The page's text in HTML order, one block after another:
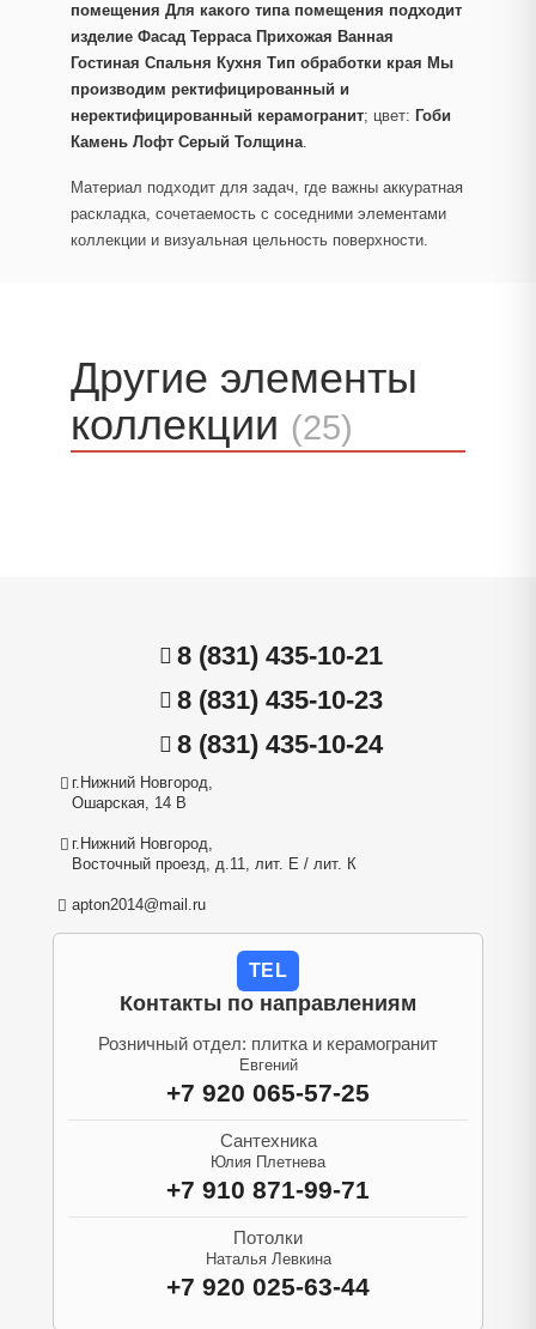
помещения Для какого типа помещения подходит
изделие Фасад Терраса Прихожая Ванная
Гостиная Спальня Кухня Тип обработки края Мы
производим ректифицированный и
неректифицированный керамогранит; цвет: Гоби
Камень Лофт Серый Толщина.
Материал подходит для задач, где важны аккуратная
раскладка, сочетаемость с соседними элементами
коллекции и визуальная цельность поверхности.
Другие элементы
коллекции (25)
8 (831) 435-10-21
8 (831) 435-10-23
8 (831) 435-10-24
г.Нижний Новгород,
Ошарская, 14 В
г.Нижний Новгород,
Восточный проезд, д.11, лит. Е / лит. К
apton2014@mail.ru
TEL
Контакты по направлениям
Розничный отдел: плитка и керамогранит
Евгений
+7 920 065-57-25
Сантехника
Юлия Плетнева
+7 910 871-99-71
Потолки
Наталья Левкина
+7 920 025-63-44